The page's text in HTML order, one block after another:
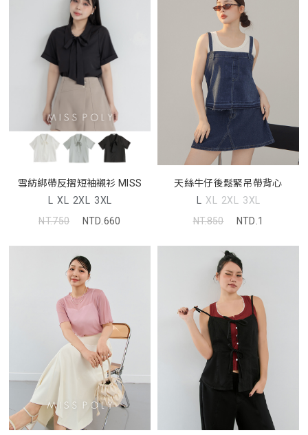
雪紡綁帶反摺短袖襯衫 MISS
L XL 2XL 3XL
NT.750
NTD.660
天絲牛仔後鬆緊吊帶背心
L XL 2XL 3XL
NT.850
NTD.1